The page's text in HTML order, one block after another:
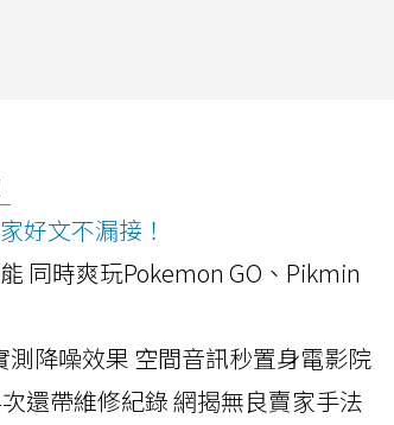
好文不漏接！
同時爽玩Pokemon GO、Pikmin
測降噪效果 空間音訊秒置身電影院
還帶維修紀錄 網揭無良賣家手法